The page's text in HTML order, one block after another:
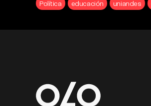
Política educación uniandes